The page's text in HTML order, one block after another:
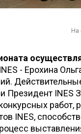
На
- Ерохина
Президент INES
INES,